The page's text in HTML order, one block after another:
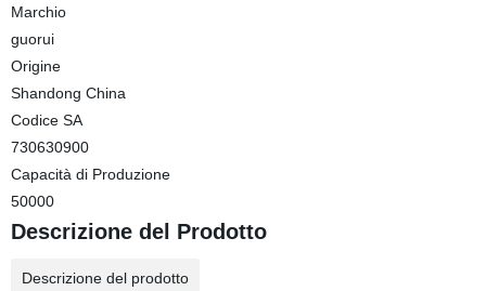
Marchio
guorui
Origine
Shandong China
Codice SA
730630900
Capacità di Produzione
50000
Descrizione del Prodotto
Descrizione del prodotto